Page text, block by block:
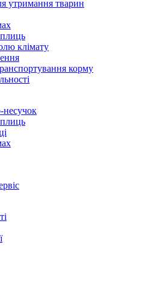
утримання тварин
клімату
корму